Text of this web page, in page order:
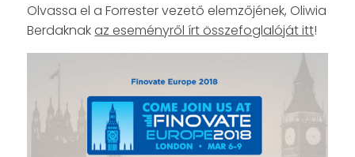
Olvassa el a Forrester vezető elemzőjének, Oliwia
Berdaknakaz eseményről írt összefoglalóját itt!